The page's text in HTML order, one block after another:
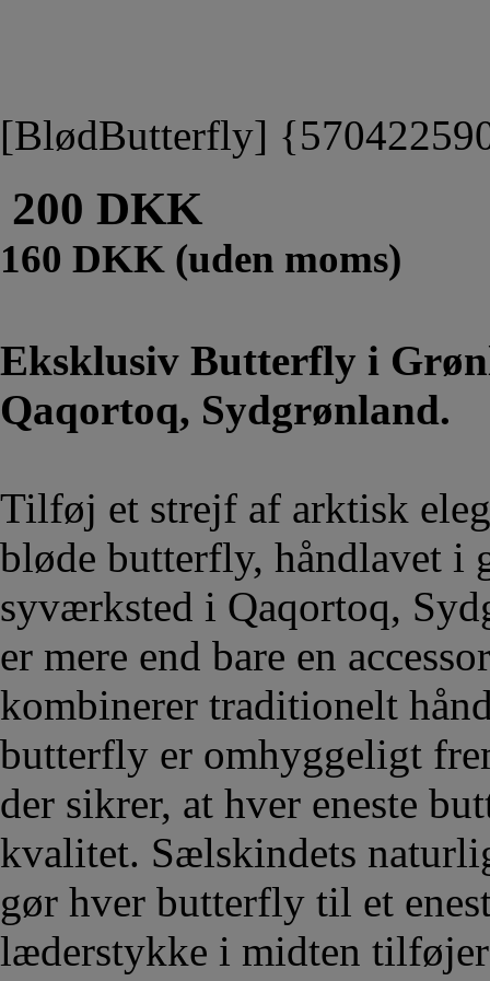
[BlødButterfly]
200 DKK
160 DKK (uden moms)
Eksklusiv Butterfly i
Qaqortoq, Sydgrønland.
Tilføj et strejf af arktisk
bløde butterfly, håndlavet i
syværksted i Qaqortoq,
er mere end bare en
kombinerer traditionelt
butterfly er omhyggeligt
der sikrer, at hver eneste
kvalitet. Sælskindets
gør hver butterfly til et
læderstykke i midten